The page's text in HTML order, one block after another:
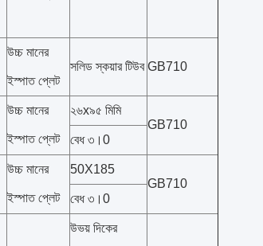
উচ্চ মানের
ইস্পাত প্লেট
সলিড স্কয়ার টিউব GB710
উচ্চ মানের
ইস্পাত প্লেট
২৬x৯৫ মিমি
GB710
বেধ ৩।0
উচ্চ মানের
ইস্পাত প্লেট
50X185
GB710
বেধ ৩।0
উভয় দিকের